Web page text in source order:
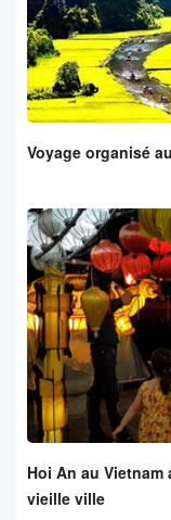
Voyage organisé
Hoi An au
vieille ville